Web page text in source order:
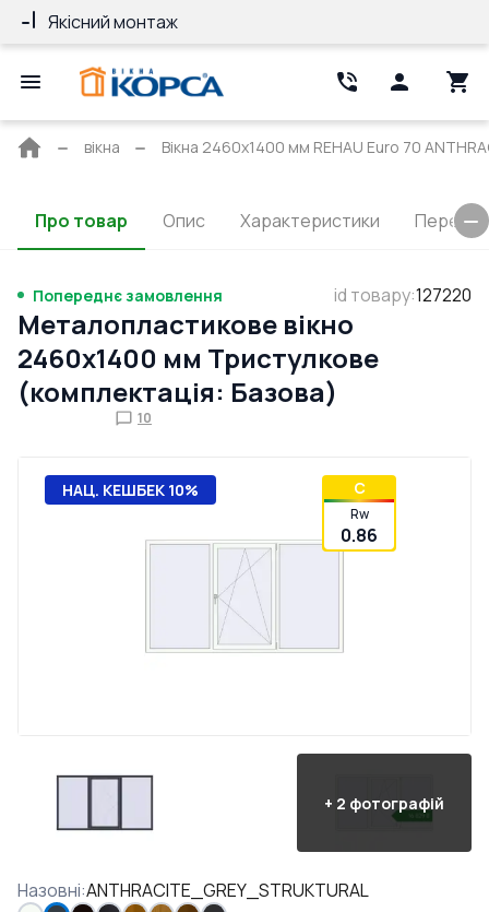
Якісний монтаж
Головна
вікна Вікна 2460x1400 мм REHAU Euro 70
Про товар Опис Характеристики
Попереднє замовлення id товару:127220
Металопластикове вікно
2460x1400 мм Тристулкове
(комплектація: Базова)
10
НАЦ. КЕШБЕК 10% C
Rw
0.86
+ 2 фотографій
Назовні:ANTHRACITE_GREY_STRUKTURAL